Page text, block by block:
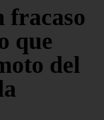
fracaso
que
del